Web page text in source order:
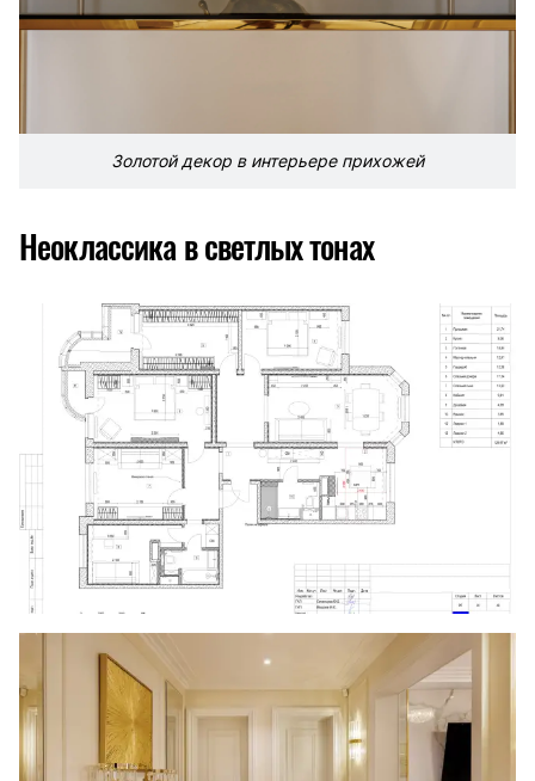
Золотой декор в интерьере прихожей
Неоклассика в светлых тонах